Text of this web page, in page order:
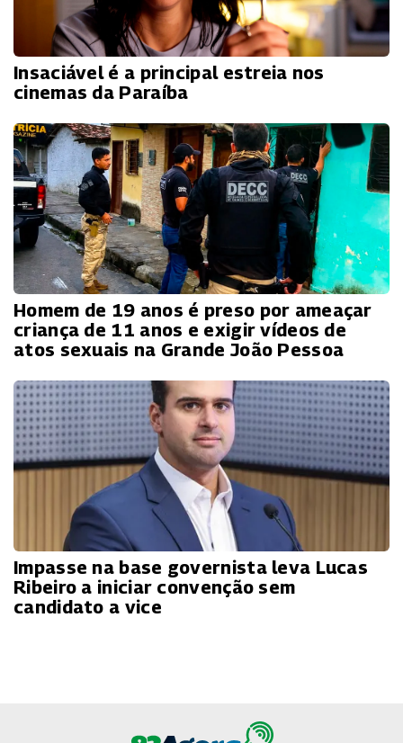
Insaciável é a principal estreia nos
cinemas da Paraíba
Homem de 19 anos é preso por ameaçar
criança de 11 anos e exigir vídeos de
atos sexuais na Grande João Pessoa
Impasse na base governista leva Lucas
Ribeiro a iniciar convenção sem
candidato a vice